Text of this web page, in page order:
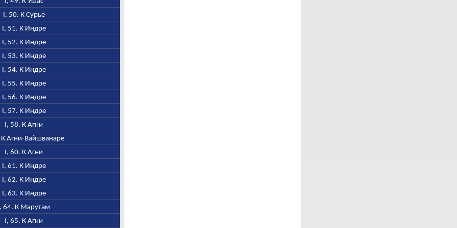
I, 50. К Сурье
I, 51. К Индре
I, 52. К Индре
I, 53. К Индре
I, 54. К Индре
I, 55. К Индре
I, 56. К Индре
I, 57. К Индре
I, 58. К Агни
Агни-Вайшванаре
I, 60. К Агни
I, 61. К Индре
I, 62. К Индре
I, 63. К Индре
64. К Марутам
I, 65. К Агни